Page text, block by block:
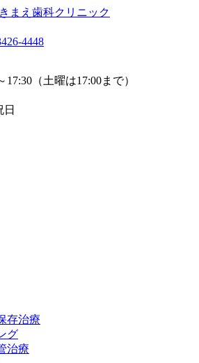
4448
17:30（土曜は17:00まで）
存治療
グ
治療